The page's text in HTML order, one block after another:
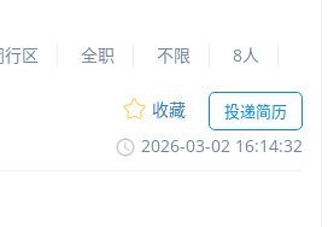
行区 全职 不限
8人
收藏
投递简历
2026-03-0216:14:32